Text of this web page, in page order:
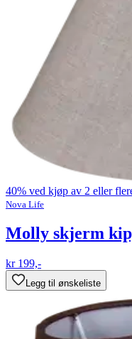
40% ved kjøp av 2 eller
Nova Life
Molly skjerm
kr 199,-
Legg til ønskeliste